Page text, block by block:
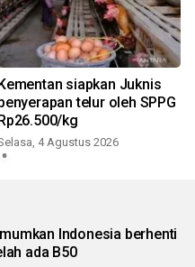
siapkan Juknis
telur oleh SPPG
kg
4 Agustus 2026
Indonesia berhenti
ada B50